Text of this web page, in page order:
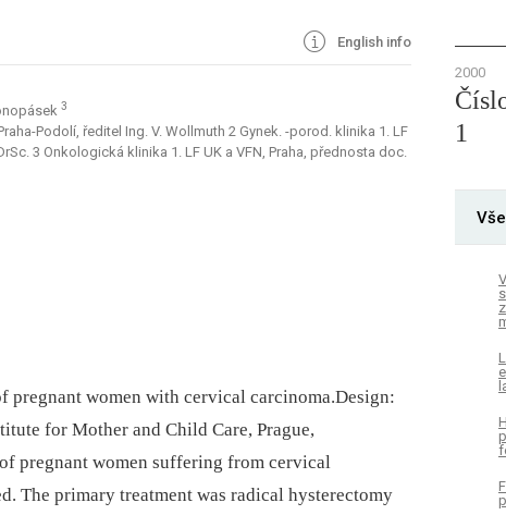
English info
3
Podolí, ředitel Ing. V. Wollmuth 2 Gynek. -porod. klinika 1. LF
3 Onkologická klinika 1. LF UK a VFN, Praha, přednosta doc.
pregnant women with cervical carcinoma.Design:
for Mother and Child Care, Prague,
pregnant women suffering from cervical
The primary treatment was radical hysterectomy
2000
1